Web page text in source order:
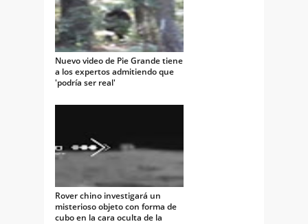
Nuevo video de Pie Grande tiene
a los expertos admitiendo que
'podría ser real'
Rover chino investigará un
misterioso objeto con forma de
cubo en la cara oculta de la